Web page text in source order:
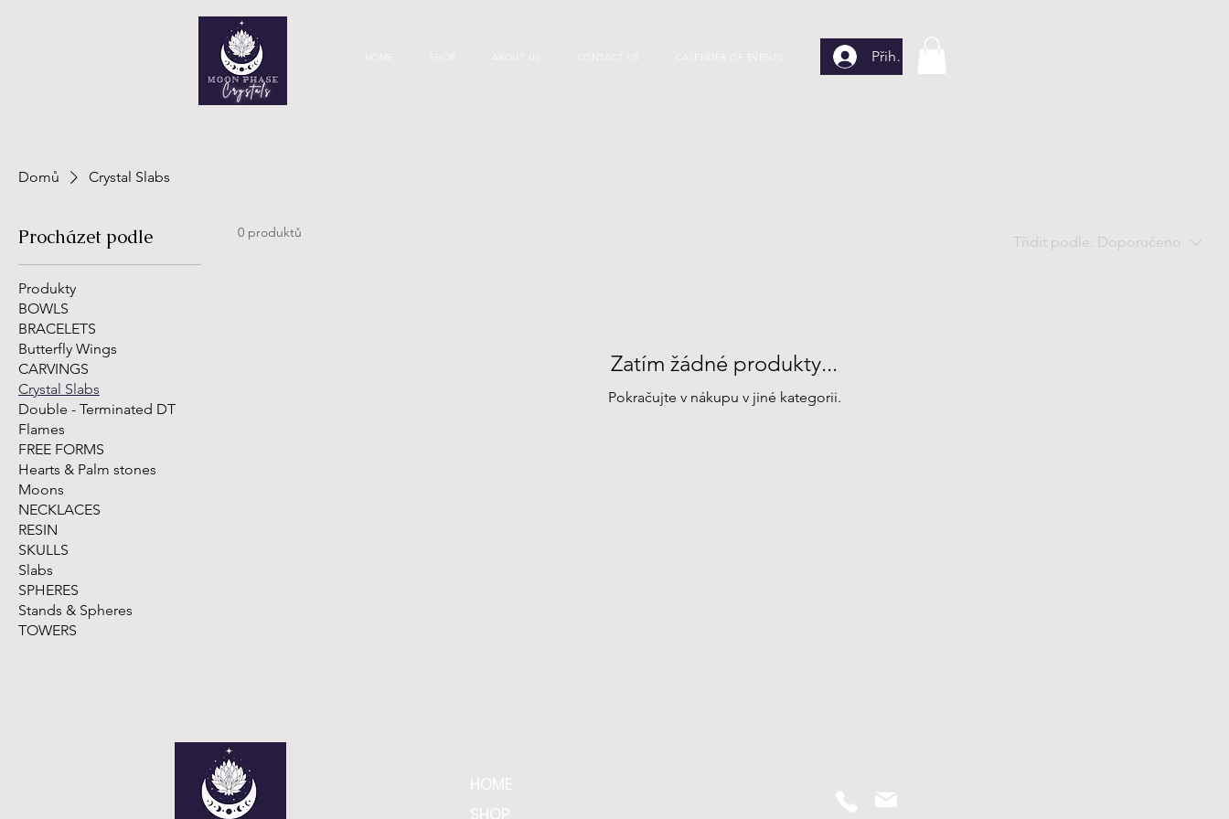
HOME CONTACT US CALENDER OF EVENTS Přihlásit se
Domů Crystal Slabs
Procházet podle
Produkty
BOWLS
BRACELETS
Butterfly Wings
CARVINGS
Crystal Slabs
Double - Terminated DT
Flames
FREE FORMS
Hearts & Palm stones
Moons
NECKLACES
RESIN
SKULLS
Slabs
SPHERES
Stands & Spheres
TOWERS
0 produktů
Třídit podle: Doporučeno
Zatím žádné produkty...
Pokračujte v nákupu v jiné kategorii.
HOME
SHOP